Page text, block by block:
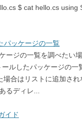
$ cat hello.cs
パッケージの一覧
ージの一覧を調べたい
ルしたパッケージの
合はリストに追加さ
るディレ...
イド